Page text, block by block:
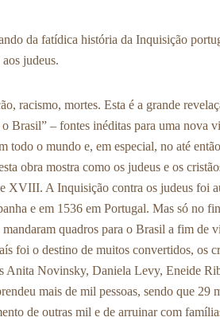
da fatídica história da Inquisição
judeus.
racismo, mortes. Esta é a grande
Brasil” – fontes inéditas para uma nova
todo o mundo e, em especial, no até
obra mostra como os judeus e os
A Inquisição contra os judeus foi
e em 1536 em Portugal. Mas só no
mandaram quadros para o Brasil a fim de
foi o destino de muitos convertidos, os
Anita Novinsky, Daniela Levy, Eneide
mais de mil pessoas, sendo que 29
de outras mil e de arruinar com